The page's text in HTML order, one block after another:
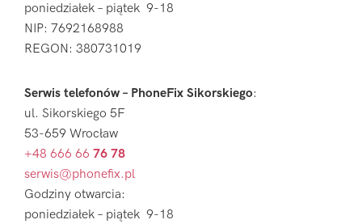
poniedziałek – piątek 9-18
NIP: 7692168988
REGON: 380731019
Serwis telefonów – PhoneFix Sikorskiego:
ul. Sikorskiego 5F
53-659 Wrocław
+48 666 66 76 78
serwis@phonefix.pl
Godziny otwarcia:
poniedziałek – piątek 9-18